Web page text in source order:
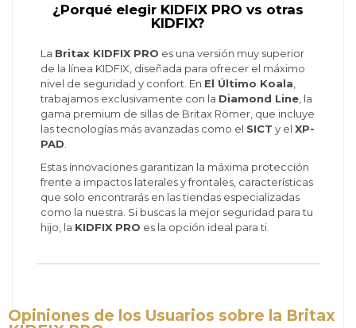
¿Porqué elegir KIDFIX PRO vs otras
KIDFIX?
La Britax KIDFIX PRO es una versión muy superior
de la línea KIDFIX, diseñada para ofrecer el máximo
nivel de seguridad y confort. En El Último Koala
trabajamos exclusivamente con la Diamond Line, la
gama premium de sillas de Britax Römer, que incluye
las tecnologías más avanzadas como el SICT y el XP-
PAD
Estas innovaciones garantizan la máxima protección
frente a impactos laterales y frontales, características
que solo encontrarás en las tiendas especializadas
como la nuestra. Si buscas la mejor seguridad para tu
hijo, la KIDFIX PRO es la opción ideal para ti.
Opiniones de los Usuarios sobre la Britax